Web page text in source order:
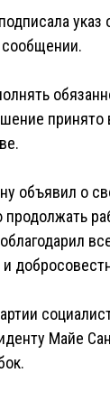
указ
принято
объявил о
Майе